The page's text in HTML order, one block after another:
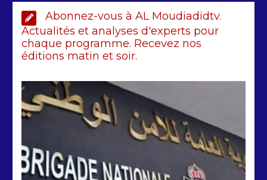
saisie de 28 kg de haschich estimés à
190 millions FCFA
2 min 228
Arrestation d’un ressortissant
sénégalais au Maroc : mandat
international en cause
208
Abonnez-vous à AL Moudiadidtv.
Actualités et analyses d'experts pour
chaque programme. Recevez nos
éditions matin et soir.